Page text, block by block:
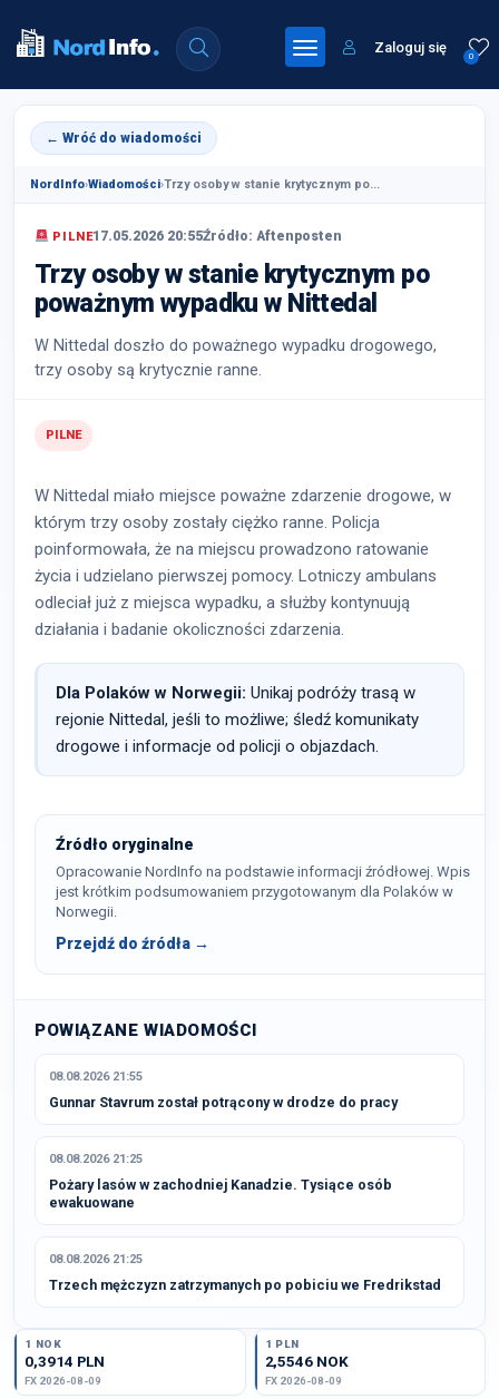
0
Zaloguj się
← Wróć do wiadomości
NordInfo›Wiadomości›Trzy osoby w stanie krytycznym po...
PILNE17.05.2026 20:55Źródło: Aftenposten
Trzy osoby w stanie krytycznym po
poważnym wypadku w Nittedal
W Nittedal doszło do poważnego wypadku drogowego,
trzy osoby są krytycznie ranne.
PILNE
W Nittedal miało miejsce poważne zdarzenie drogowe, w
którym trzy osoby zostały ciężko ranne. Policja
poinformowała, że na miejscu prowadzono ratowanie
życia i udzielano pierwszej pomocy. Lotniczy ambulans
odleciał już z miejsca wypadku, a służby kontynuują
działania i badanie okoliczności zdarzenia.
Dla Polaków w Norwegii: Unikaj podróży trasą w
rejonie Nittedal, jeśli to możliwe; śledź komunikaty
drogowe i informacje od policji o objazdach.
Źródło oryginalne
Opracowanie NordInfo na podstawie informacji źródłowej. Wpis
jest krótkim podsumowaniem przygotowanym dla Polaków w
Norwegii.
Przejdź do źródła →
POWIĄZANE WIADOMOŚCI
08.08.2026 21:55
Gunnar Stavrum został potrącony w drodze do pracy
08.08.2026 21:25
Pożary lasów w zachodniej Kanadzie. Tysiące osób
ewakuowane
08.08.2026 21:25
Trzech mężczyzn zatrzymanych po pobiciu we Fredrikstad
1 NOK
0,3914 PLN
FX 2026-08-09
1 PLN
2,5546 NOK
FX 2026-08-09